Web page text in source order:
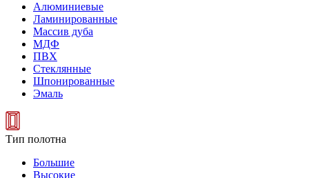
Алюминиевые
Ламинированные
Массив дуба
МДФ
ПВХ
Стеклянные
Шпонированные
Эмаль
Тип полотна
Большие
Высокие